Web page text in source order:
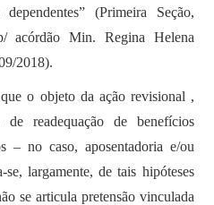
(Primeira Seção,
acórdão Min. Regina Helena
2018).
o objeto da ação revisional ,
readequação de benefícios
– no caso, aposentadoria e/ou
largamente, de tais hipóteses
se articula pretensão vinculada